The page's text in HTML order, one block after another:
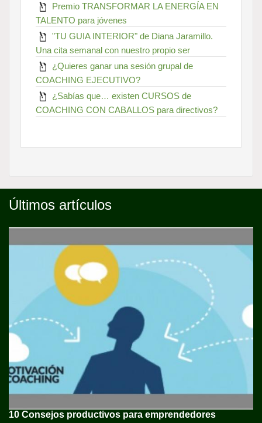
Premio TRANSFORMAR LA ENERGÍA EN
TALENTO para jóvenes
"TU GUIA INTERIOR" de Diana Jaramillo.
Una cita semanal con nuestro propio ser
¿Quieres ganar una sesión grupal de
COACHING EJECUTIVO?
¿Sabías que… existen CURSOS de
COACHING CON CABALLOS para directivos?
Últimos artículos
10 Consejos productivos para emprendedores